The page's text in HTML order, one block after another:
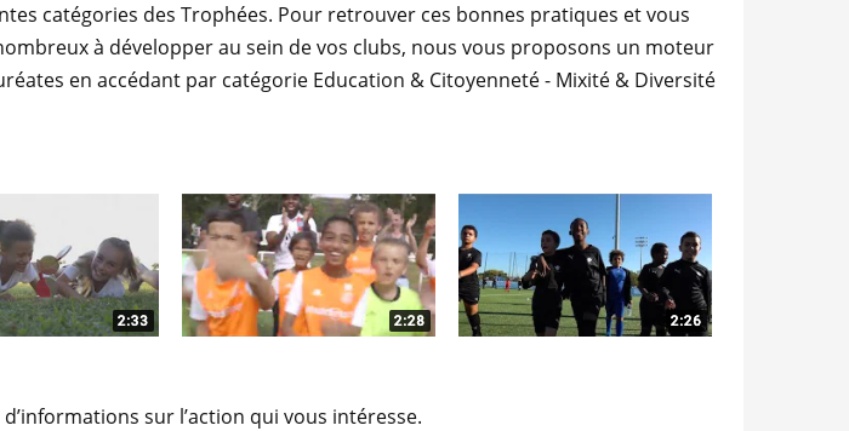
catégories des Trophées. Pour retrouver ces bonnes pratiques et vous
à développer au sein de vos clubs, nous vous proposons un moteur
en accédant par catégorie Education & Citoyenneté - Mixité & Diversité
sur l’action qui vous intéresse.